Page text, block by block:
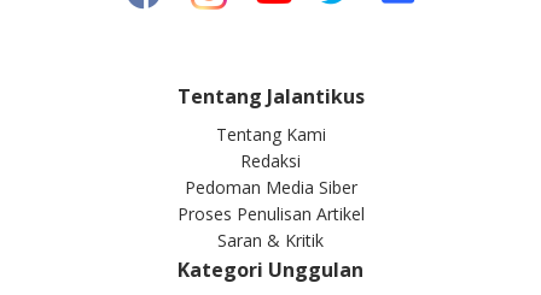
Tentang Jalantikus
Tentang Kami
Redaksi
Pedoman Media Siber
Proses Penulisan Artikel
Saran & Kritik
Kategori Unggulan